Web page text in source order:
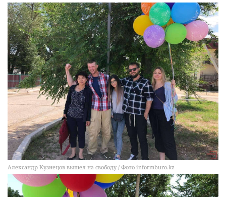
Александр Кузнецов вышел на свободу / Фото informburo.kz